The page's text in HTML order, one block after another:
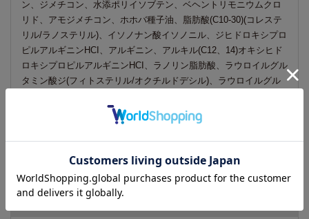
ン、ジメチコン、水添ポリイソブテン、ベヘントリモニウムクロ
リド、アモジメチコン、ホホバ種子油、脂肪酸(C10-30)(コレステ
リル/ラノステリル)、イソノナン酸イソノニル、ジヒドロキシプロ
ピルアルギニンHCI、アルギニン、アルキル(C12、14)オキシヒド
ロキシプロピルアルギニンHCI、ラノリン脂肪酸、ラウロイルグル
タミン酸ジ(フィトステリル/オクチルドデシル)、ラウロイルグル
リルジモニウムクロリド、ステアルトリモニウムブロミド、コカ
ミドプロピルベタイン、セテアレス-7、セテアレス-13、グアーヒ
ドロキシプロピルトリモニウムクロリド、香料、乳酸、酢酸Na、
酢酸、フェノキシエタノール、メチルパラベン、プロピルパラベ
ン、エタノール、イソプロパノール、BG、カラメル